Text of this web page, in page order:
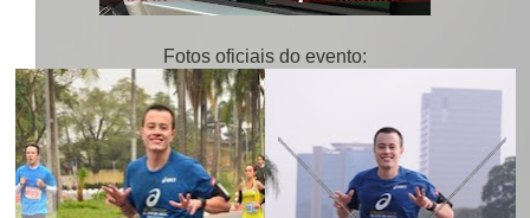
Fotos oficiais do evento: